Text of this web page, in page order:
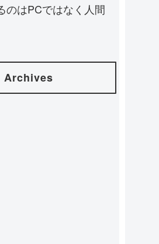
はPCではなく人間
Archives